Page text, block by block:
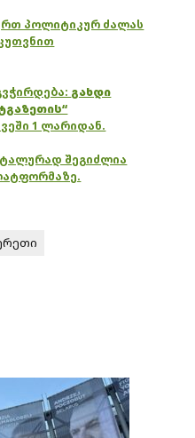
პოლიტიკურ ძალას
გახდი
1 ლარიდან.
შეგიძლია